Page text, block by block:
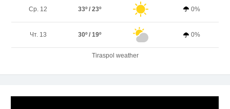
Ср. 12 33º / 23º 0%
Чт. 13 30º / 19º 0%
Tiraspol weather